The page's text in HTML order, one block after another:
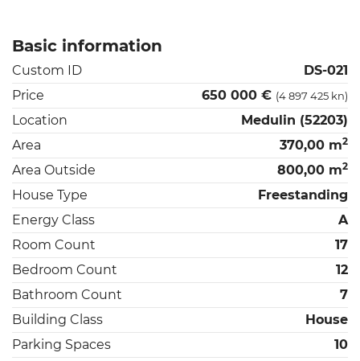
Basic information
Custom ID
DS-021
Price
650 000 € (4 897 425 kn)
Location
Medulin (52203)
Area
370,00 m2
Area Outside 800,00 m2
House Type
Freestanding
Energy Class
A
Room Count
17
Bedroom Count
12
Bathroom Count
7
Building Class
House
Parking Spaces
10